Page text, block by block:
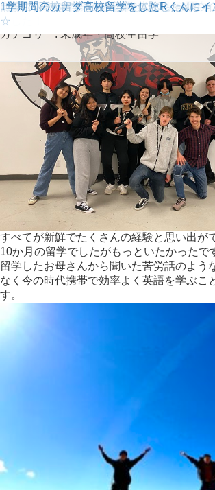
カテゴリー:未成年・高校生留学
パウエルリバー学区で高校留学
すべてが新鮮でたくさんの経験と思い出が
10か月の留学でしたがもっといたかったで
留学したお母さんから聞いた苦労話のよう
なく今の時代携帯で効率よく英語を学ぶこ
す。
1年間の高校留学を終えたSakurakoちゃん
コロナ禍での高校留学を乗り越えました！
1年間の高校留学：カナディアンの友達も
た！
コロナ禍の中、1年間の留学生活を通して
ました！
高校留学1ヶ月経って聞き取りも慣れてき
自分の留学はネットでは探せないから面白
無事にカナダの高校を卒業したKちゃんの
1年間の高校留学をカナダで体験したNち
☆
1学期間のカナダ高校留学をしたRくんにイ